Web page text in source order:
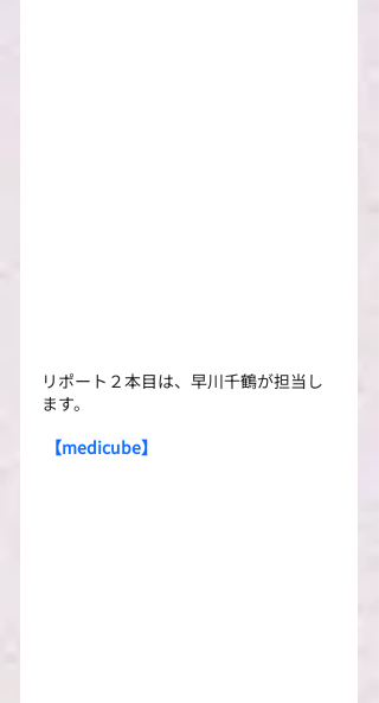
リポート２本目は、早川千鶴が担当し
ます。
【medicube】